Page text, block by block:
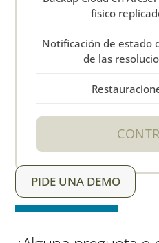
físico
Notificación de estado
de las
PIDE UNA DEMO